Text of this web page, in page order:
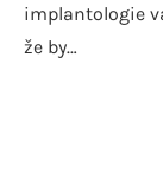
implantologie
že by…